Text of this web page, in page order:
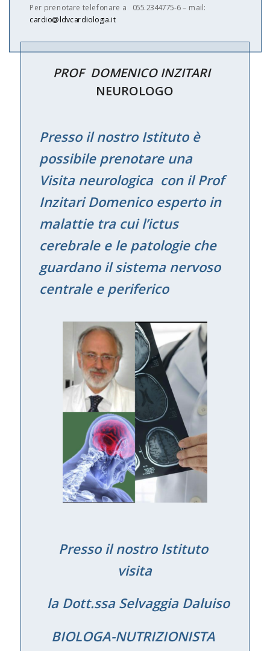
Per prenotare telefonare a 055.2344775-6 – mail:
cardio@ldvcardiologia.it
PROF DOMENICO INZITARI
NEUROLOGO
Presso il nostro Istituto è
possibile prenotare una
Visita neurologica con il Prof
Inzitari Domenico esperto in
malattie tra cui l’ictus
cerebrale e le patologie che
guardano il sistema nervoso
centrale e periferico
Presso il nostro Istituto
visita
la Dott.ssa Selvaggia Daluiso
BIOLOGA-NUTRIZIONISTA